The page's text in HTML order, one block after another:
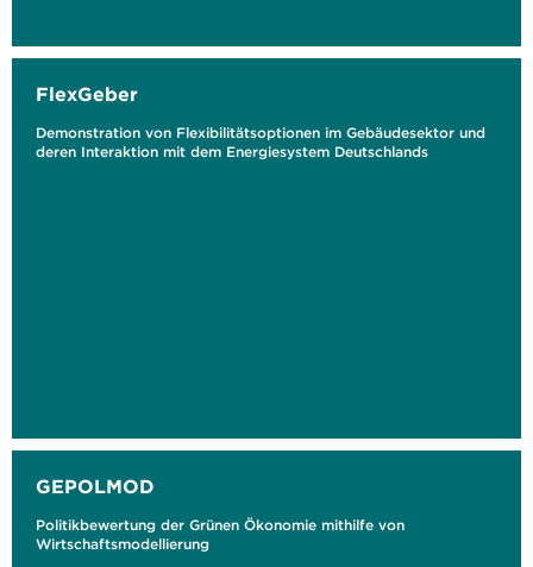
FlexGeber
Demonstration von Flexibilitätsoptionen im Gebäudesektor und
deren Interaktion mit dem Energiesystem Deutschlands
GEPOLMOD
Politikbewertung der Grünen Ökonomie mithilfe von
Wirtschaftsmodellierung